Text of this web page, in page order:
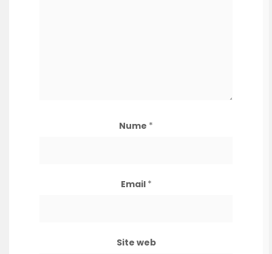
Nume *
Email *
Site web